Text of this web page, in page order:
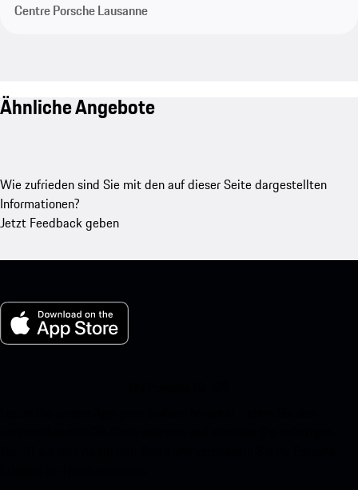
Centre Porsche Lausanne
Ähnliche Angebote
Wie zufrieden sind Sie mit den auf dieser Seite dargestellten
Informationen?
Jetzt Feedback geben